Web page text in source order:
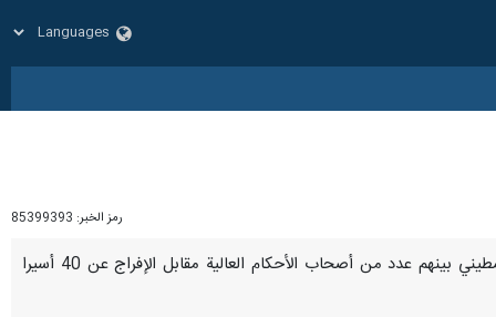
رمز الخبر: 85399393
طهران / 27 شباط/فبراير/ارنا- أعلنت قناة الجزيرة الاخبارية أن "إسرائيل" وافقت على إطلاق سراح 400 أسير فلسطيني بينهم عدد من أصحاب الأحكام العالية مقابل الإفراج عن 40 أسيرا